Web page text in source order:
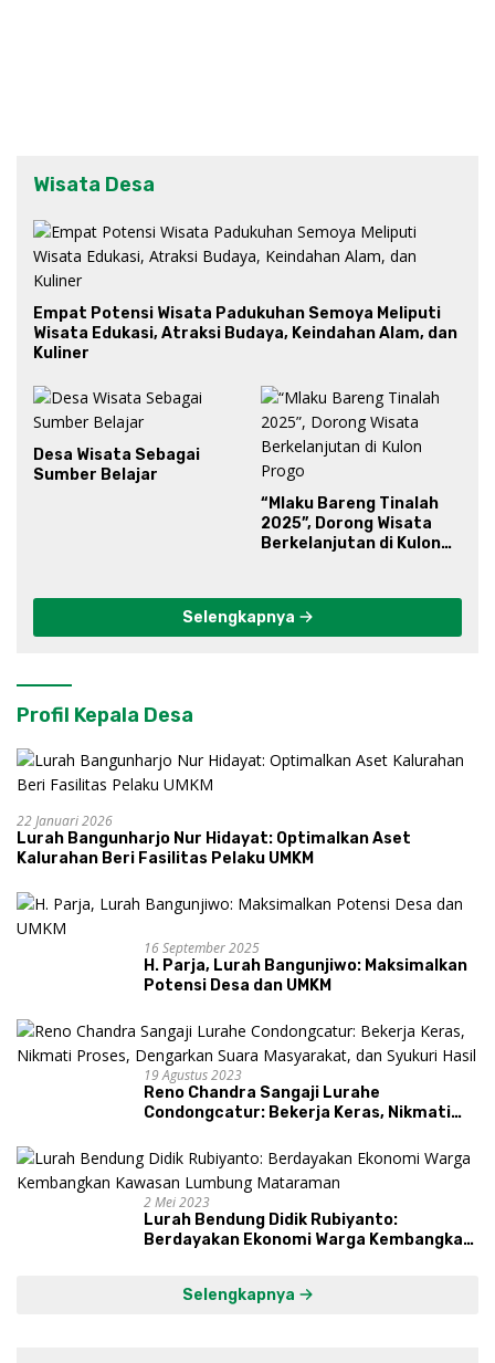
Wisata Desa
Empat Potensi Wisata Padukuhan Semoya Meliputi
Wisata Edukasi, Atraksi Budaya, Keindahan Alam, dan
Kuliner
Desa Wisata Sebagai
Sumber Belajar
“Mlaku Bareng Tinalah
2025”, Dorong Wisata
Berkelanjutan di Kulon
Selengkapnya
Profil Kepala Desa
22 Januari 2026
Lurah Bangunharjo Nur Hidayat: Optimalkan Aset
Kalurahan Beri Fasilitas Pelaku UMKM
16 September 2025
H. Parja, Lurah Bangunjiwo: Maksimalkan
Potensi Desa dan UMKM
19 Agustus 2023
Reno Chandra Sangaji Lurahe
Condongcatur: Bekerja Keras, Nikmati
dan Syukuri Hasil
2 Mei 2023
Lurah Bendung Didik Rubiyanto:
Berdayakan Ekonomi Warga Kembangkan
Selengkapnya